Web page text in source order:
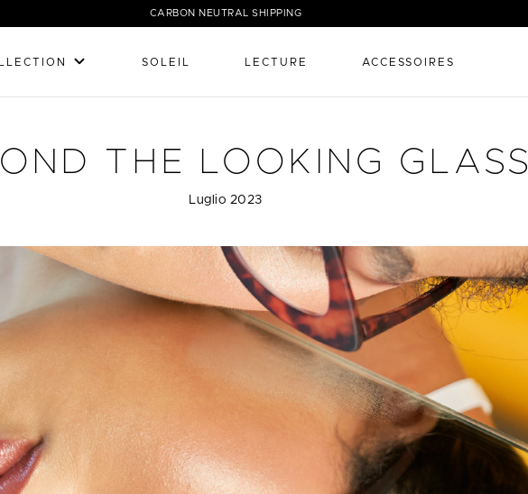
CARBON NEUTRAL SHIPPING
SOLEIL LECTURE ACCESSOIRES
THE LOOKING GLASS
Luglio 2023